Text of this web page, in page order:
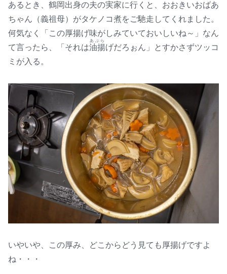
あるとき、鶴岡出身の夫の実家に行くと、おおきいおばあ
ちゃん（義祖母）がタケノコ煮をご馳走してくれました。
何気なく「この厚揚げ味がしみていておいしいね～」なん
て言ったら、「それは油揚
あぶら
げだろぉん」とすかさずツッコ
ミが入る。
いやいや、この厚み、どこからどう見ても厚揚げですよ
ね・・・